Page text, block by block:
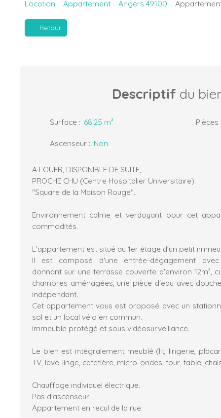
Location Appartement Angers 49100
Retour
Descriptif du
Surface : 68.25 m² Pièces
Ascenseur : Non
A LOUER, DISPONIBLE DE SUITE,
PROCHE CHU (Centre Hospitalier Universitaire).
"Square de la Maison Rouge".
Environnement calme et verdoyant pour cet
commodités.
L'appartement est situé au 1er étage d'un petit
Il est composé d'une entrée-dégagement
donnant sur une terrasse couverte d'environ 12m²,
chambres aménagées, une pièce d'eau avec
indépendant.
Cet appartement vous est proposé avec un
sol et un local vélo en commun.
Immeuble protégé et sous vidéosurveillance.
Le bien est intégralement meublé (lit, lingerie,
TV, lave-linge, cafetière, micro-ondes, four, table,
Chauffage individuel électrique.
Pas d'ascenseur.
Appartement en recul de la rue.